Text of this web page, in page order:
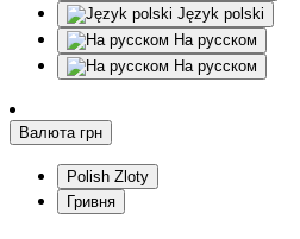
Język polski
На русском
На русском
Валюта грн
Polish Zloty
Гривня